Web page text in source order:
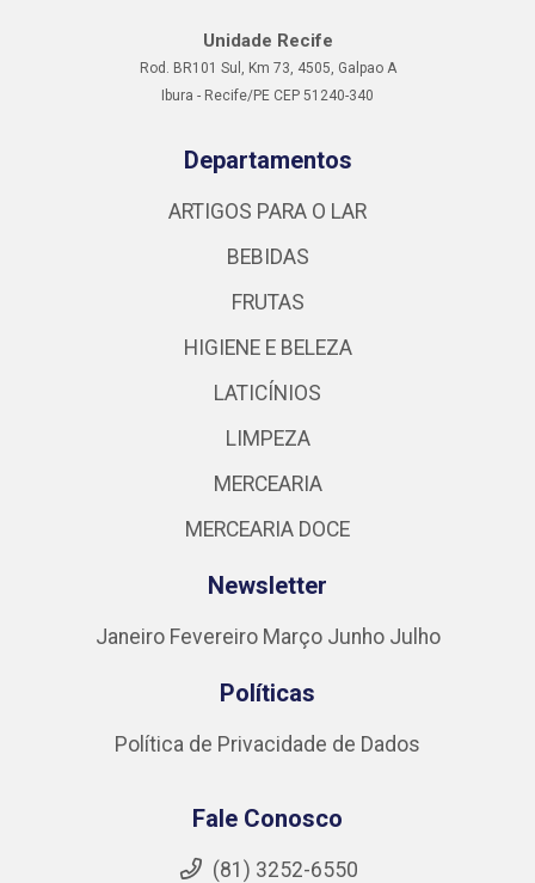
Unidade Recife
Rod. BR101 Sul, Km 73, 4505, Galpao A
Ibura - Recife/PE CEP 51240-340
Departamentos
ARTIGOS PARA O LAR
BEBIDAS
FRUTAS
HIGIENE E BELEZA
LATICÍNIOS
LIMPEZA
MERCEARIA
MERCEARIA DOCE
Newsletter
Janeiro Fevereiro Março Junho Julho
Políticas
Política de Privacidade de Dados
Fale Conosco
(81) 3252-6550